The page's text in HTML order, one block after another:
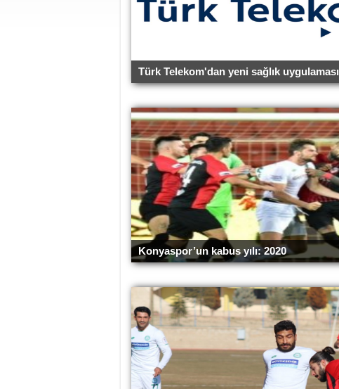
Türk Telekom'dan yeni sağlık uygulaması
Konyaspor’un kabus yılı: 2020